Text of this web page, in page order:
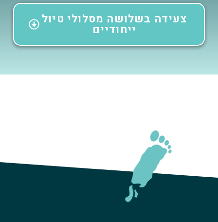
צעידה בשלושה מסלולי טיול
ייחודיים